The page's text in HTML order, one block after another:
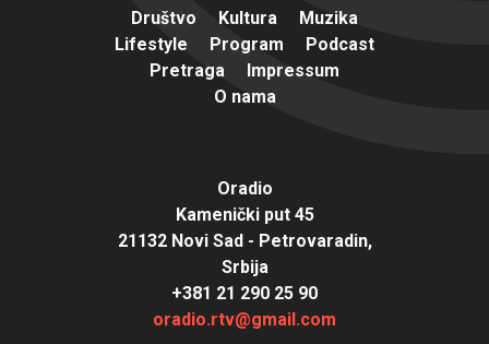
Društvo Kultura
Muzika
Lifestyle
Program
Podcast
Pretraga
Impressum
O nama
Oradio
Kamenički put 45
21132 Novi Sad - Petrovaradin,
Srbija
+381 21 290 25 90
oradio.rtv@gmail.com